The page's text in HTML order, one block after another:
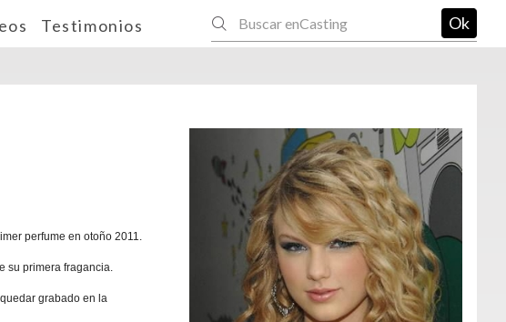
Testimonios Ok
perfume en otoño 2011.
su primera fragancia.
grabado en la